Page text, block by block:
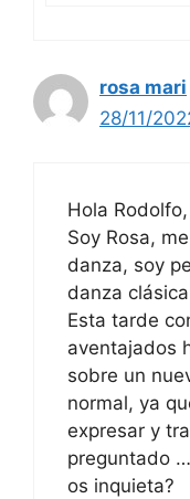
rosa mari
28/11/
Hola Rodolfo,
Soy Rosa,
danza, soy
danza
Esta tarde
aventajados
sobre un
normal, ya
expresar y
preguntado
os inquieta?